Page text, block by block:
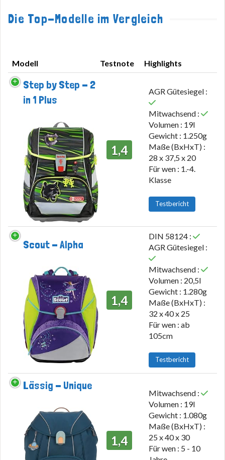
Die Top-Modelle im Vergleich
Modell Testnote
Highlights
Modell
Step by Step - 2
in 1 Plus
1,4
AGR Gütesiegel :
Mitwachsend :
Volumen : 19l
Gewicht : 1.250g
Maße (BxHxT) :
28 x 37,5 x 20
Für wen : 1.-4.
Klasse
Testbericht
Scout - Alpha
1,4
DIN 58124 :
AGR Gütesiegel :
Mitwachsend :
Volumen : 20,5l
Gewicht : 1.280g
Maße (BxHxT) :
32 x 40 x 25
Für wen : ab
105cm
Testbericht
Lässig - Unique
1,4
Mitwachsend :
Volumen : 19l
Gewicht : 1.080g
Maße (BxHxT) :
25 x 40 x 30
Für wen : 5 - 10